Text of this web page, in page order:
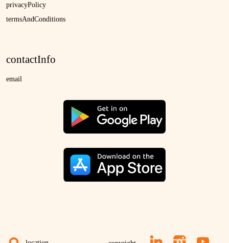
privacyPolicy
termsAndConditions
contactInfo
email